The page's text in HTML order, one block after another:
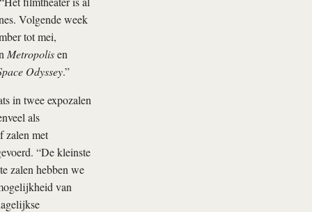
Volgende week
tot mei,
Metropolisen
Odyssey.”
in twee expozalen
als
zalen met
“De kleinste
zalen hebben we
van